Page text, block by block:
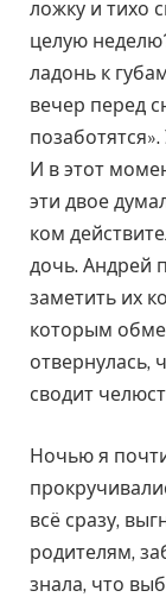
ложку и тихо
целую
ладонь к
вечер перед
И в этот
эти двое
ком
дочь. Андрей
заметить их
которым
отвернулась,
сводит
Ночью я
всё сразу,
родителям,
знала, что